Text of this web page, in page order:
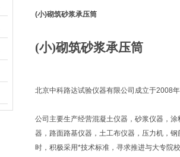
(小)砌筑砂浆承压筒
(小)砌筑砂浆承压筒
北京中科路达试验仪器有限公司成立于2008
公司主要生产经营混凝土仪器，砂浆仪器，
器，路面路基仪器，土工布仪器，压力机，
时，积极采用*技术标准，寻求推进与大专院